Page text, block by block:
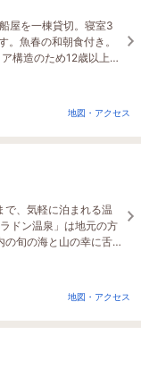
屋を一棟貸切。寝室3
魚春の和朝食付き。
構造のため12歳以上推
地図・アクセス
で、気軽に泊まれる温
ドン温泉」は地元の方
の旬の海と山の幸に舌
ごしください☆
地図・アクセス